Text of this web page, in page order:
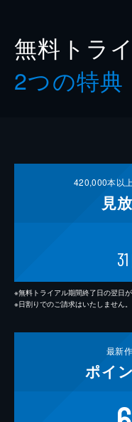
無料トラ
2つの特典
420,000本以
見
31
※無料トライアル期間終了日の翌日
※日割りでのご請求はいたしません。
最新
ポイ